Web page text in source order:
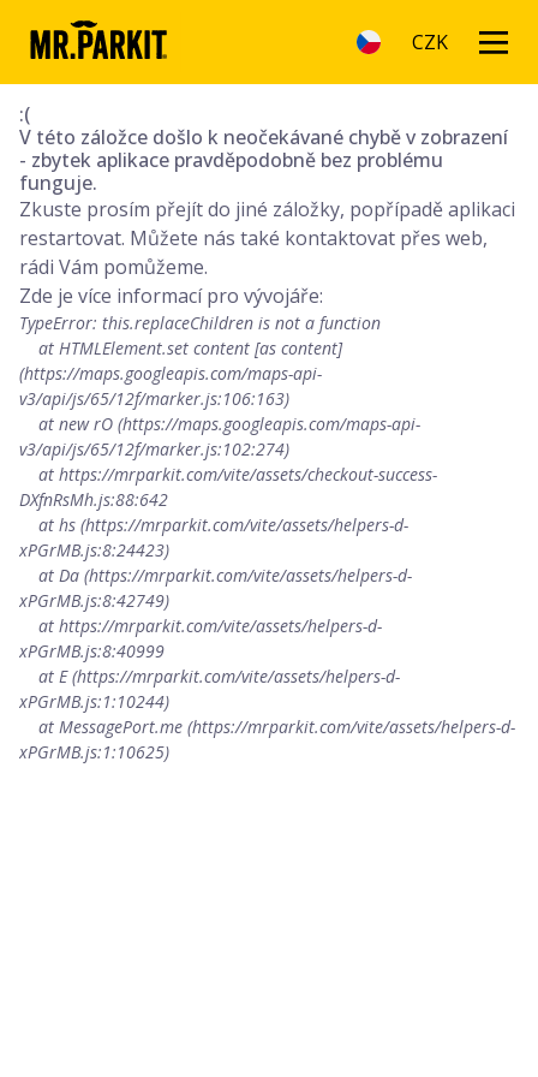
CZK
:(
V této záložce došlo k neočekávané chybě v zobrazení
- zbytek aplikace pravděpodobně bez problému
funguje.
Zkuste prosím přejít do jiné záložky, popřípadě aplikaci
restartovat. Můžete nás také kontaktovat přes web,
rádi Vám pomůžeme.
Zde je více informací pro vývojáře:
TypeError: this.replaceChildren is not a function
(https://maps.googleapis.com/maps-api-
v3/api/js/65/12f/marker.js:106:163)
v3/api/js/65/12f/marker.js:102:274)
DXfnRsMh.js:88:642
xPGrMB.js:8:24423)
xPGrMB.js:8:42749)
xPGrMB.js:8:40999
xPGrMB.js:1:10244)
xPGrMB.js:1:10625)